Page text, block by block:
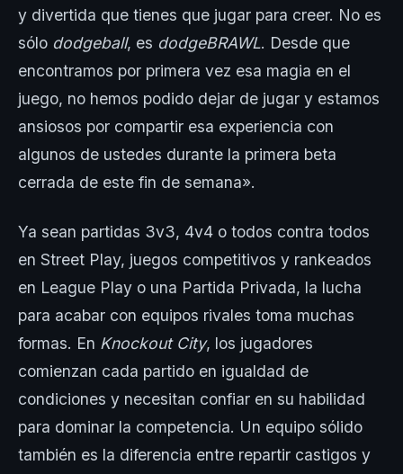
y divertida que tienes que jugar para creer. No es
sólo dodgeball, es dodgeBRAWL. Desde que
encontramos por primera vez esa magia en el
juego, no hemos podido dejar de jugar y estamos
ansiosos por compartir esa experiencia con
algunos de ustedes durante la primera beta
cerrada de este fin de semana».
Ya sean partidas 3v3, 4v4 o todos contra todos
en Street Play, juegos competitivos y rankeados
en League Play o una Partida Privada, la lucha
para acabar con equipos rivales toma muchas
formas. En Knockout City, los jugadores
comienzan cada partido en igualdad de
condiciones y necesitan confiar en su habilidad
para dominar la competencia. Un equipo sólido
también es la diferencia entre repartir castigos y